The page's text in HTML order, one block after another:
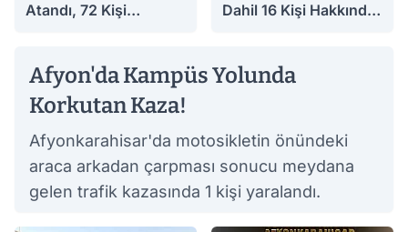
Atandı, 72 Kişi
Dahil 16 Kişi Hakkında
Afyon'da Kampüs Yolunda
Korkutan Kaza!
Afyonkarahisar'da motosikletin önündeki
araca arkadan çarpması sonucu meydana
gelen trafik kazasında 1 kişi yaralandı.
03.08.2026 18:24